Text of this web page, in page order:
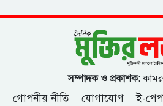
সম্পাদক ও প্রকাশক:
গোপনীয় নীতি যোগাযোগ ই-